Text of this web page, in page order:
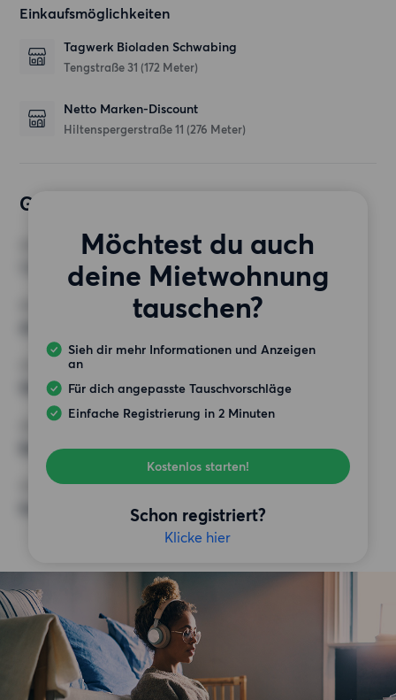
Einkaufsmöglichkeiten
Tagwerk Bioladen Schwabing
Tengstraße 31 (172 Meter)
Netto Marken-Discount
Hiltenspergerstraße 11 (276 Meter)
Gewünschte Wohnung
Möchtest du auch
deine Mietwohnung
tauschen?
Sieh dir mehr Informationen und Anzeigen
an
Für dich angepasste Tauschvorschläge
Einfache Registrierung in 2 Minuten
Kostenlos starten!
Schon registriert?
Klicke hier
1 Zimmer
MINDESTANZAHL AN QUADRATMETERN
HÖCHSTMIETE (KALTMIETE)
900 EUR
Balkon,
SONSTIGE PRÄFERENZEN
Keine bestimmten Präferenzen